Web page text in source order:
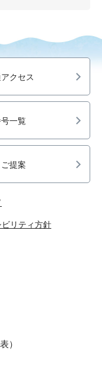
クセス
一覧
提案
リティ方針
）